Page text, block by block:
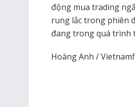
động mua trading
rung lắc trong phiên
đang trong quá trình
Hoàng Anh /